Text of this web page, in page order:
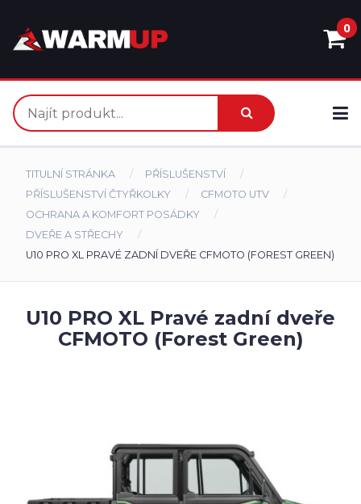
0
TITULNÍ STRÁNKA
PŘÍSLUŠENSTVÍ
PŘÍSLUŠENSTVÍ ČTYŘKOLKY
CFMOTO UTV
OCHRANA A KOMFORT POSÁDKY
DVEŘE A STŘECHY
U10 PRO XL PRAVÉ ZADNÍ DVEŘE CFMOTO (FOREST GREEN)
U10 PRO XL Pravé zadní dveře
CFMOTO (Forest Green)